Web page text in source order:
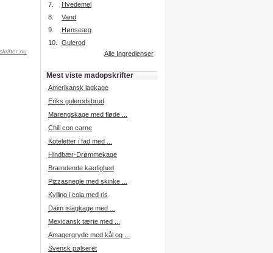
Intelligent søgning
Få foreslået opskrifter.
Prøv vores nye "Foreslå
Læs mere her.
Vi har nu oprettet et mad forum,
hvor i kan dele jeres erfaringer.
Log på med dine oplysninger fra
Madopskrifter.nu.
Gå til forum
Indkøbsliste på SMS
på SMS.
7.
Hvedemel
8.
Vand
9.
Hønseæg
10.
Gulerod
Alle Ingredienser
Mest viste madopskrifter
Amerikansk lagkage
Eriks gulerodsbrud
Marengskage med fløde ...
Chili con carne
Koteletter i fad med ...
Hindbær-Drømmekage
Brændende kærlighed
Pizzasnegle med skinke ...
Kylling i cola med ris
Daim islagkage med ...
Mexicansk tærte med ...
Amagergryde med kål og ...
Svensk pølseret